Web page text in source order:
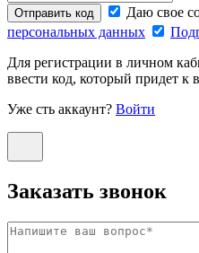
Отправить код Даю свое
персональных данных
Для регистрации в личном
ввести код, который придет
Уже сть аккаунт? Войти
Заказать звонок